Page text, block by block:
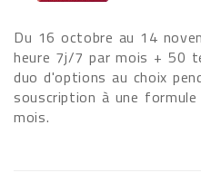
Du 16 octobre au 14
heure 7j/7 par mois + 50
duo d'options au choix
souscription à une
mois.